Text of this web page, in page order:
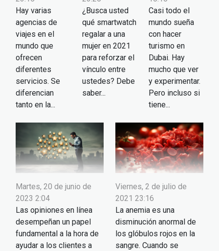
Hay varias
agencias de
viajes en el
mundo que
ofrecen
diferentes
servicios. Se
diferencian
tanto en la...
¿Busca usted
qué smartwatch
regalar a una
mujer en 2021
para reforzar el
vínculo entre
ustedes? Debe
saber...
Casi todo el
mundo sueña
con hacer
turismo en
Dubai. Hay
mucho que ver
y experimentar.
Pero incluso si
tiene...
Martes, 20 de junio de
2023 2:04
Las opiniones en línea
desempeñan un papel
fundamental a la hora de
ayudar a los clientes a
Viernes, 2 de julio de
2021 23:16
La anemia es una
disminución anormal de
los glóbulos rojos en la
sangre. Cuando se